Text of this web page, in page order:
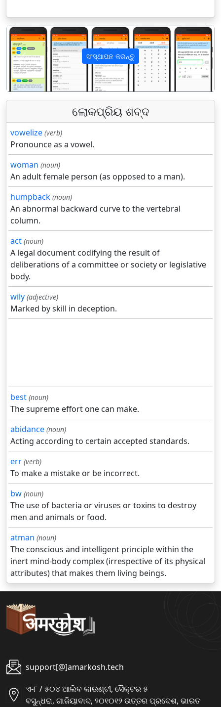
ସଂସ୍ଥାପନ କରନ୍ତୁ
पिछला अगला
ଲୋକପ୍ରିୟ ଶବ୍ଦ
vowelize (verb)
Pronounce as a vowel.
woman (noun)
An adult female person (as opposed to a man).
humpback (noun)
An abnormal backward curve to the vertebral
column.
act (noun)
A legal document codifying the result of
deliberations of a committee or society or legislative
body.
wily (adjective)
Marked by skill in deception.
best (noun)
The supreme effort one can make.
abidance (noun)
Acting according to certain accepted standards.
err (verb)
To make a mistake or be incorrect.
bw (noun)
The use of bacteria or viruses or toxins to destroy
men and animals or food.
atman (noun)
The conscious and intelligent principle within the
inert mind-body complex (irrespective of its physical
attributes) that makes them living beings.
support[@]amarkosh.tech
ଏ-୮ / ୫୦୪ ଆଲିବ କାଉଣ୍ଟୀ, ସୈକ୍ଟର ୫
ବସୁନ୍ଧରା, ଗାଜିୟାବାଦ, ୨୦୧୦୧୨ ଉତ୍ତର ପ୍ରଦେଶ, ଭାରତ